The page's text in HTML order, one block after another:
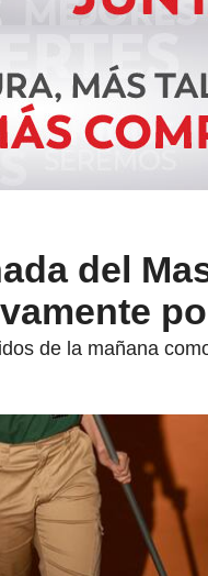
del
de la mañana